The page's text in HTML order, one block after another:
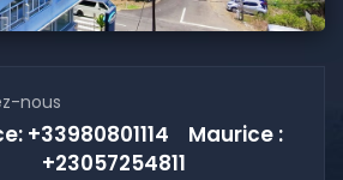
nous
+33980801114 Maurice :
+23057254811